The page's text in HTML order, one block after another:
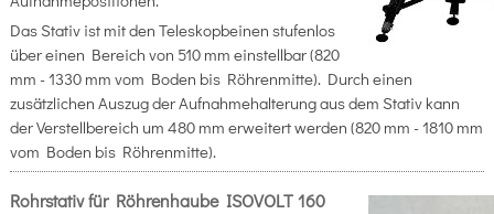
Das Stativ ist mit den Teleskopbeinen stufenlos
über einen Bereich von 510 mm einstellbar (820
mm - 1330 mm vom Boden bis Röhrenmitte). Durch einen
zusätzlichen Auszug der Aufnahmehalterung aus dem Stativ kann
der Verstellbereich um 480 mm erweitert werden (820 mm - 1810 mm
vom Boden bis Röhrenmitte).
Rohrstativ für Röhrenhaube ISOVOLT 160